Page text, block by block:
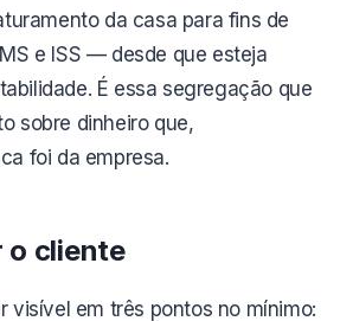
da casa para fins de
e ISS — desde que esteja
É essa segregação que
sobre dinheiro que,
foi da empresa.
o cliente
visível em três pontos no mínimo: